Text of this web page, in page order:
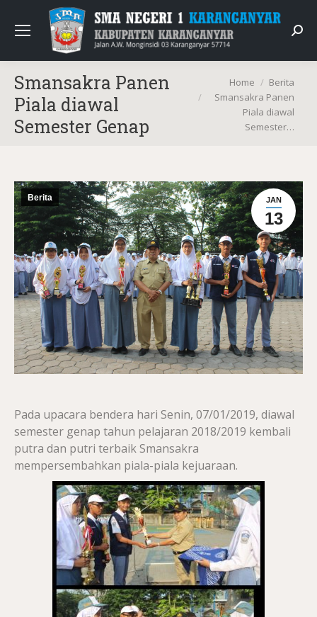
Smansakra Panen
Piala diawal
Semester Genap
You are here:
Home
Berita
Smansakra Panen
Piala diawal
Semester…
JAN
13
Berita
Pada upacara bendera hari Senin, 07/01/2019, diawal
semester genap tahun pelajaran 2018/2019 kembali
putra dan putri terbaik Smansakra
mempersembahkan piala-piala kejuaraan.